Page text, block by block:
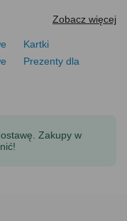
Zobacz więcej
Kartki
Prezenty dla
Zakupy w